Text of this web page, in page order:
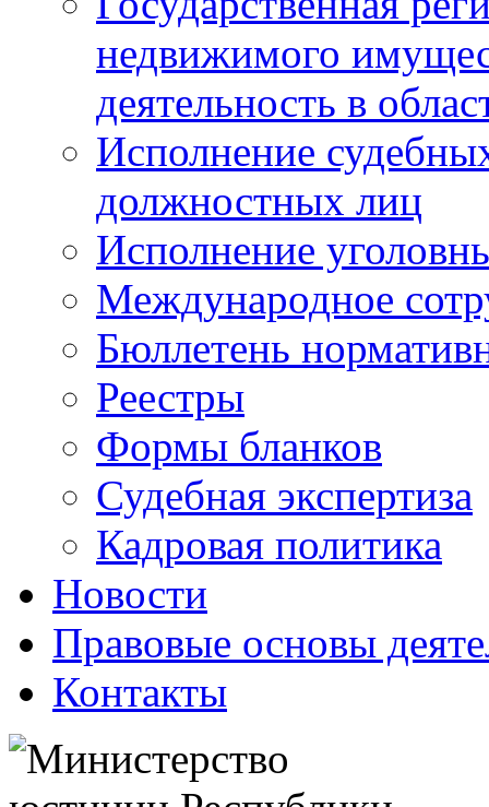
недвижимого
деятельность в
Исполнение
должностных лиц
Исполнение
Международное
Бюллетень
Реестры
Формы бланков
Судебная экспертиза
Кадровая политика
Новости
Правовые основы
Контакты